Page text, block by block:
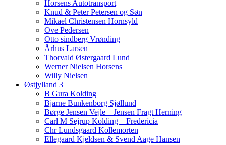
Horsens Autotransport
Knud & Peter Petersen og Søn
Mikael Christensen Hornsyld
Ove Pedersen
Otto sindberg Vrønding
Århus Larsen
Thorvald Østergaard Lund
Werner Nielsen Horsens
Willy Nielsen
Østjylland 3
B Gura Kolding
Bjarne Bunkenborg Sjøllund
Børge Jensen Vejle – Jensen Fragt Herning
Carl M Sejrup Kolding – Fredericia
Chr Lundsgaard Kollemorten
Ellegaard Kjeldsen & Svend Aage Hansen